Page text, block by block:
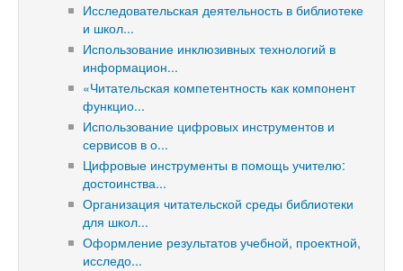
Исследовательская деятельность в библиотеке
и школ...
Использование инклюзивных технологий в
информацион...
«Читательская компетентность как компонент
функцио...
Использование цифровых инструментов и
сервисов в о...
Цифровые инструменты в помощь учителю:
достоинства...
Организация читательской среды библиотеки
для школ...
Оформление результатов учебной, проектной,
исследо...